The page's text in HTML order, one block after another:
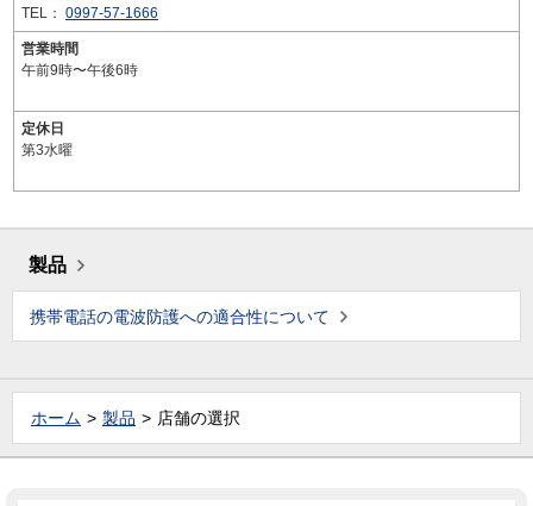
TEL： 0997-57-1666
営業時間
午前9時〜午後6時
定休日
第3水曜
製品
携帯電話の電波防護への適合性について
ホーム 製品 店舗の選択